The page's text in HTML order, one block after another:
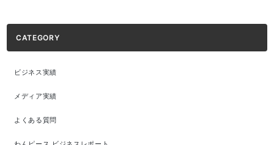
CATEGORY
ビジネス実績
メディア実績
よくある質問